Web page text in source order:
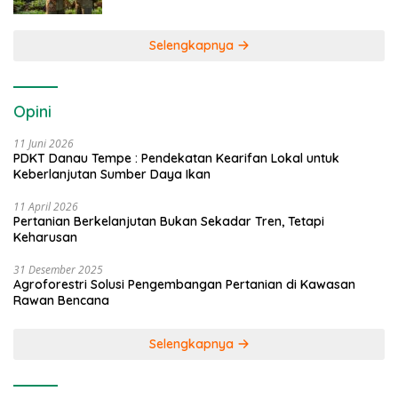
Selengkapnya
Opini
11 Juni 2026
PDKT Danau Tempe : Pendekatan Kearifan Lokal untuk
Keberlanjutan Sumber Daya Ikan
11 April 2026
Pertanian Berkelanjutan Bukan Sekadar Tren, Tetapi
Keharusan
31 Desember 2025
Agroforestri Solusi Pengembangan Pertanian di Kawasan
Rawan Bencana
Selengkapnya